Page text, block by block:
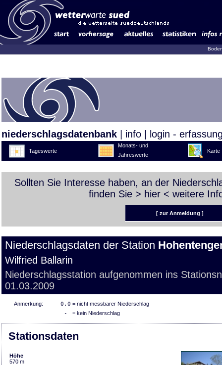
niederschlagsdatenbank info login -
Tageswerte
Monats- und
Jahreswerte
Karte
Sollten Sie Interesse haben, an der
finden Sie > hier < weitere
[ zur Anmeldung ]
Niederschlagsdaten der Station
Wilfried Ballarin
Niederschlagsstation aufgenommen ins
01.03.2009
Anmerkung: 0,0 = nicht messbarer Niederschlag
- = kein Niederschlag
Stationsdaten
Höhe
570 m